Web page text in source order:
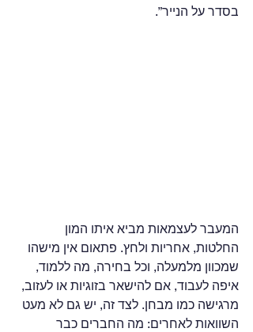
בסדר על הנייר”.
המעבר לעצמאות מביא איתו המון
החלטות, אחריות ולחץ. פתאום אין מישהו
שמכוון מלמעלה, וכל בחירה, מה ללמוד,
איפה לעבוד, אם להישאר בזוגיות או לעזוב,
מרגישה כמו מבחן. לצד זה, יש גם לא מעט
השוואות לאחרים: מה החברים כבר